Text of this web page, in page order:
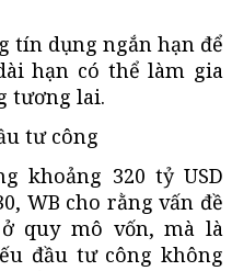
tín dụng ngắn hạn để
hạn có thể làm gia
tương lai.
tư công
khoảng 320 tỷ USD
WB cho rằng vấn đề
quy mô vốn, mà là
đầu tư công không